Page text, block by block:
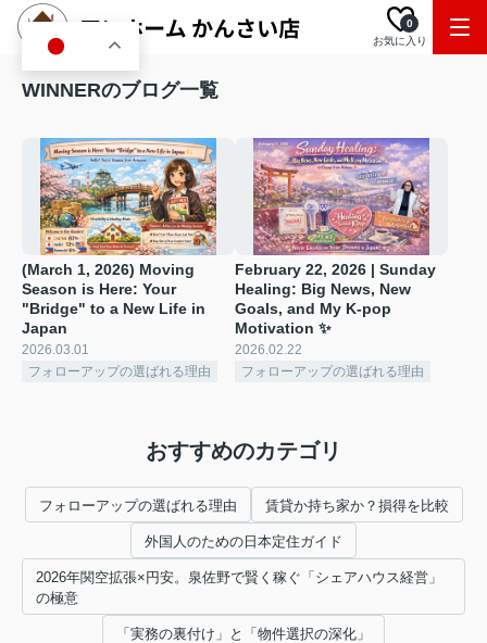
お気に入り
0
WINNERのブログ一覧
(March 1, 2026) Moving
Season is Here: Your
"Bridge" to a New Life in
Japan
2026.03.01
フォローアップの選ばれる理由
February 22, 2026 | Sunday
Healing: Big News, New
Goals, and My K-pop
Motivation ✨
2026.02.22
フォローアップの選ばれる理由
おすすめのカテゴリ
フォローアップの選ばれる理由 賃貸か持ち家か？損得を比較
外国人のための日本定住ガイド
2026年関空拡張×円安。泉佐野で賢く稼ぐ「シェアハウス経営」
の極意
「実務の裏付け」と「物件選択の深化」